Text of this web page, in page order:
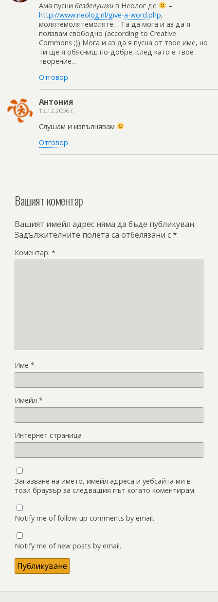
Ама пусни безделушки в Неолог де
–
http://www.neolog.nl/give-a-word.php,
молятемолятемоляте… Та да мога и аз да я
ползвам свободно (according to Creative
Commons ;)) Мога и аз да я пусна от твое име, но
ти ще я обясниш по-добре, след като е твое
творение…
Отговор
Антония
13.12.2006 г.
Слушам и изпълнявам
Отговор
Вашият коментар
Вашият имейл адрес няма да бъде публикуван.
Задължителните полета са отбелязани с*
Коментар: *
Име *
Имейл *
Интернет страница
Запазване на името, имейл адреса и уебсайта ми в
този браузър за следващия път когато коментирам.
Notify me of follow-up comments by email.
Notify me of new posts by email.